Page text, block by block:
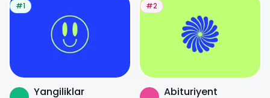
#1
Yangiliklar
#2
Abituriyent